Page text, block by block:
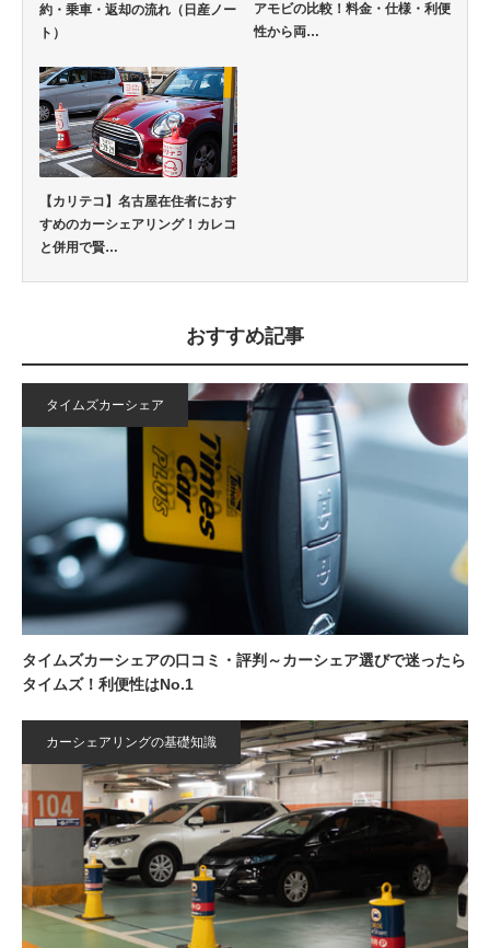
約・乗車・返却の流れ（日産ノー
ト）
アモビの比較！料金・仕様・利便
性から両…
【カリテコ】名古屋在住者におす
すめのカーシェアリング！カレコ
と併用で賢…
おすすめ記事
タイムズカーシェア
タイムズカーシェアの口コミ・評判～カーシェア選びで迷ったら
タイムズ！利便性はNo.1
カーシェアリングの基礎知識